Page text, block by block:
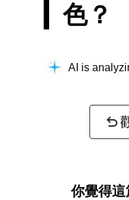
色？
AI is
你覺得這